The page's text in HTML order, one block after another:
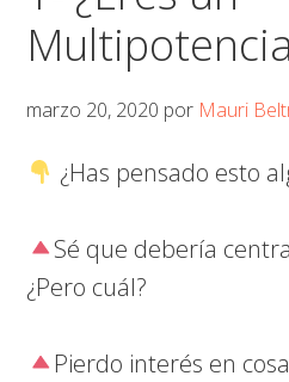
marzo 20, 2020 por Mauri
¿Has pensado esto
Sé que debería
¿Pero cuál?
Pierdo interés en